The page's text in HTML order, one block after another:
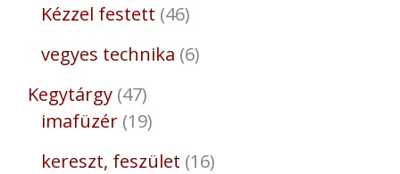
Kézzel festett 46
vegyes technika 6
Kegytárgy 47
imafüzér 19
kereszt, feszület 16